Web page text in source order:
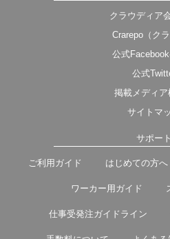
クラウディア
Crarepo（クラ
公式
公式
掲載メディア
サイトマ
サポート
ご利用ガイド はじめての方へ
ワーカー用ガイド
仕事受発注ガイドライン